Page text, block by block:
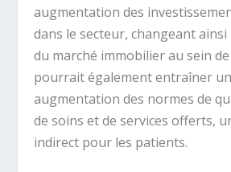
augmentation des
dans le secteur, changeant ainsi
du marché immobilier au sein de
pourrait également entraîner
augmentation des normes de
de soins et de services offerts,
indirect pour les patients.